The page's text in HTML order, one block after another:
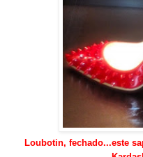
Loubotin, fechado...este